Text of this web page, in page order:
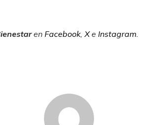
en Facebook,Xe Instagram.